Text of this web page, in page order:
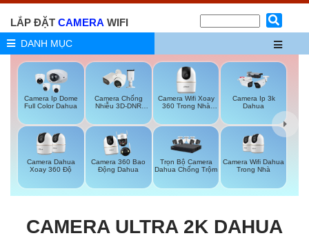
LẮP ĐẶT CAMERA WIFI
DANH MỤC
Camera Ip Dome
Full Color Dahua
Camera Chống
Nhiễu 3D-DNR
Camera Wifi Xoay
360 Trong Nhà
Camera Ip 3k
Dahua
Camera Dahua
Xoay 360 Độ
Camera 360 Bao
Động Dahua
Trọn Bộ Camera
Dahua Chống Trộm
Camera Wifi Dahua
Trong Nhà
CAMERA ULTRA 2K DAHUA